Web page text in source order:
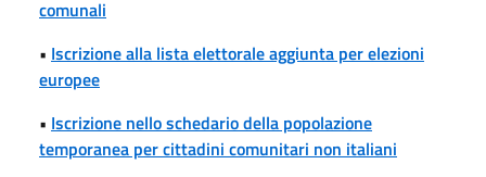
comunali
• Iscrizione alla lista elettorale aggiunta per elezioni
europee
• Iscrizione nello schedario della popolazione
temporanea per cittadini comunitari non italiani